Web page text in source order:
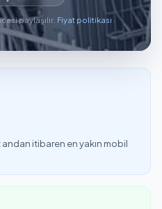
paylaşılır. Fiyat politikası ·
andan itibaren en yakın mobil